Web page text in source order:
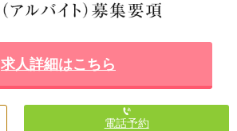
求人詳細はこちら
電話予約